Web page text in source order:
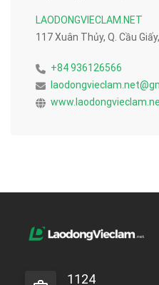
LAODONGVIECLAM.NET
117 Xuân Thủy, Q. Cầu
+84 936126566
1124